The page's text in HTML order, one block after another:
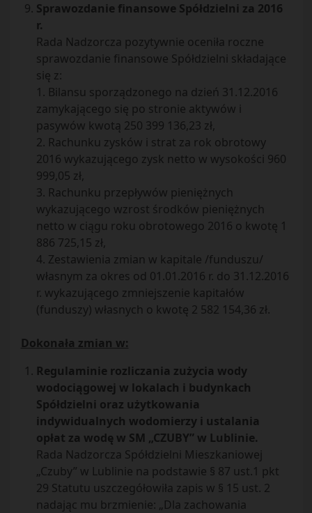
Sprawozdanie finansowe Spółdzielni za 2016
r.
Rada Nadzorcza pozytywnie oceniła roczne
sprawozdanie finansowe Spółdzielni składające
się z:
1. Bilansu sporządzonego na dzień 31.12.2016
zamykającego się po stronie aktywów i
pasywów kwotą 250 399 136,23 zł,
2. Rachunku zysków i strat za rok obrotowy
2016 wykazującego zysk netto w wysokości 960
999,05 zł,
3. Rachunku przepływów pieniężnych
wykazującego wzrost środków pieniężnych
netto w ciągu roku obrotowego 2016 o kwotę 1
886 725,15 zł,
4. Zestawienia zmian w kapitale /funduszu/
własnym za okres od 01.01.2016 r. do 31.12.2016
r. wykazującego zmniejszenie kapitałów
(funduszy) własnych o kwotę 2 582 154,36 zł.
Dokonała zmian w:
Regulaminie rozliczania zużycia wody
wodociągowej w lokalach i budynkach
Spółdzielni oraz użytkowania
indywidualnych wodomierzy i ustalania
opłat za wodę w SM „CZUBY” w Lublinie.
Rada Nadzorcza Spółdzielni Mieszkaniowej
„Czuby” w Lublinie na podstawie § 87 ust.1 pkt
29 Statutu uszczegółowiła zapis w § 15 ust. 2
nadając mu brzmienie: „Dla zachowania